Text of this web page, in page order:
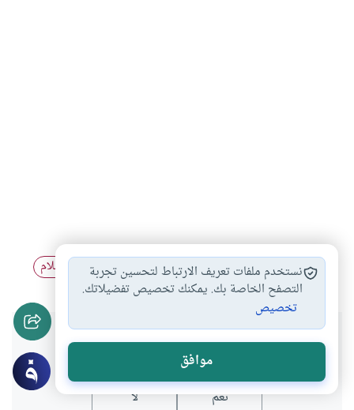
الأسرة في الإسلام العلاقات الزوجية الزواج في الإسلام
هل انتفعت بهذا المحتوى؟
نعم لا
نستخدم ملفات تعريف الارتباط لتحسين تجربة
التصفح الخاصة بك. يمكنك تخصيص تفضيلاتك.
تخصيص
موافق